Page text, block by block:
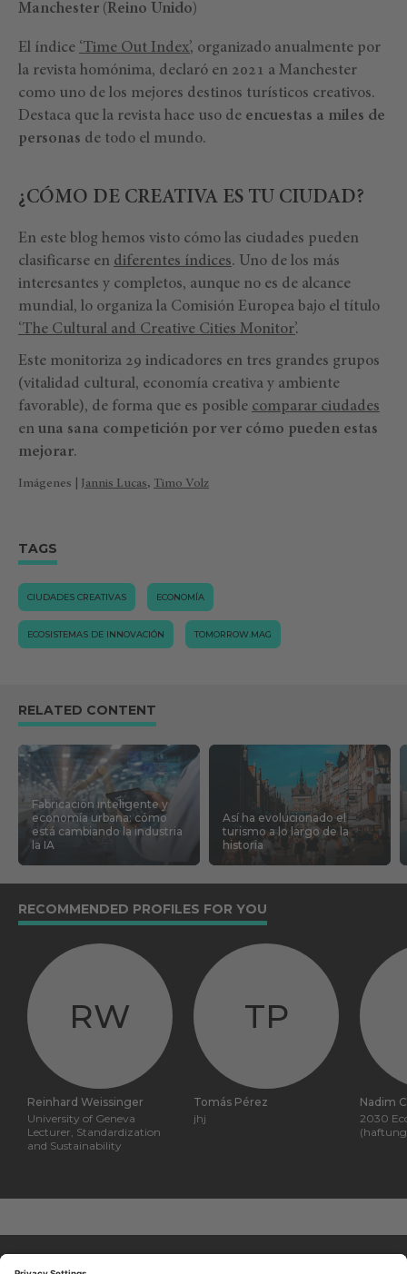
Manchester (Reino Unido)
El índice ‘Time Out Index’, organizado anualmente por
la revista homónima, declaró en 2021 a Manchester
como uno de los mejores destinos turísticos creativos.
Destaca que la revista hace uso de encuestas a miles de
personas de todo el mundo.
¿CÓMO DE CREATIVA ES TU CIUDAD?
En este blog hemos visto cómo las ciudades pueden
clasificarse en diferentes índices. Uno de los más
interesantes y completos, aunque no es de alcance
mundial, lo organiza la Comisión Europea bajo el título
‘The Cultural and Creative Cities Monitor’.
Este monitoriza 29 indicadores en tres grandes grupos
(vitalidad cultural, economía creativa y ambiente
favorable), de forma que es posible comparar ciudades
en una sana competición por ver cómo pueden estas
mejorar.
Imágenes | Jannis Lucas, Timo Volz
TAGS
CIUDADES CREATIVAS ECONOMÍA
ECOSISTEMAS DE INNOVACIÓN TOMORROW.MAG
RELATED CONTENT
Fabricación inteligente y
economía urbana: cómo
está cambiando la industria
la IA
Así ha evolucionado el
turismo a lo largo de la
historia
RECOMMENDED PROFILES FOR YOU
RW
Reinhard Weissinger
University of Geneva
Lecturer, Standardization
and Sustainability
TP
Tomás Pérez
jhj
Nadim
2030